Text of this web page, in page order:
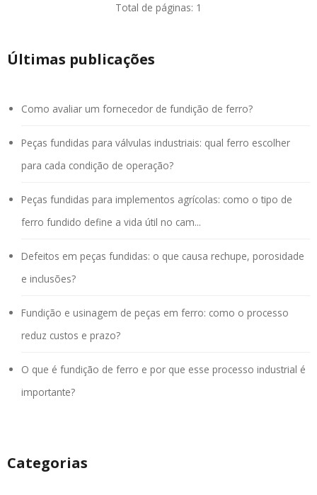
Total de páginas: 1
Últimas publicações
Como avaliar um fornecedor de fundição de ferro?
Peças fundidas para válvulas industriais: qual ferro escolher
para cada condição de operação?
Peças fundidas para implementos agrícolas: como o tipo de
ferro fundido define a vida útil no cam...
Defeitos em peças fundidas: o que causa rechupe, porosidade
e inclusões?
Fundição e usinagem de peças em ferro: como o processo
reduz custos e prazo?
O que é fundição de ferro e por que esse processo industrial é
importante?
Categorias